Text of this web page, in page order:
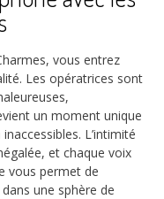
vous entrez
Les opératrices sont
un moment unique
L’intimité
et chaque voix
vous permet de
une sphère de